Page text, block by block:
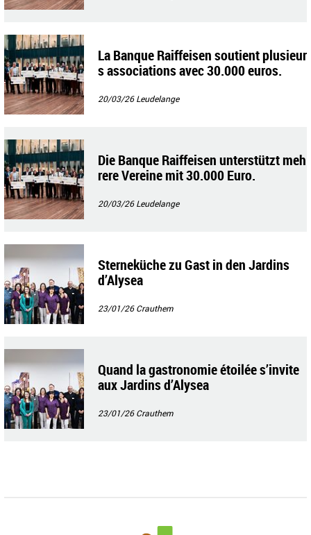
La Banque Raiffeisen soutient plusieur
s associations avec 30.000 euros.
20/03/26Leudelange
Die Banque Raiffeisen unterstützt meh
rere Vereine mit 30.000 Euro.
20/03/26Leudelange
Sterneküche zu Gast in den Jardins
d’Alysea
23/01/26Crauthem
Quand la gastronomie étoilée s’invite
aux Jardins d’Alysea
23/01/26Crauthem